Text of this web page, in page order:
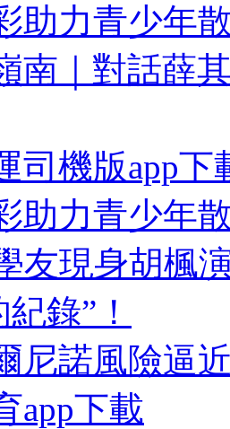
助力青少年
南｜對話薛
司機版app下
助力青少年
友現身胡楓
錄”！
尼諾風險逼
app下載